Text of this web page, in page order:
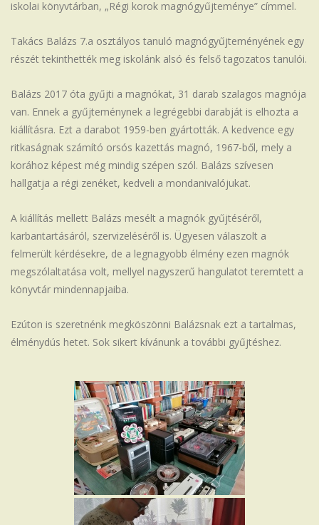
Iskola
iskolai könyvtárban, „Régi korok magnógyűjteménye” címmel.
Takács Balázs 7.a osztályos tanuló magnógyűjteményének egy
részét tekinthették meg iskolánk alsó és felső tagozatos tanulói.
Balázs 2017 óta gyűjti a magnókat, 31 darab szalagos magnója
van. Ennek a gyűjteménynek a legrégebbi darabját is elhozta a
kiállításra. Ezt a darabot 1959-ben gyártották. A kedvence egy
ritkaságnak számító orsós kazettás magnó, 1967-ből, mely a
korához képest még mindig szépen szól. Balázs szívesen
hallgatja a régi zenéket, kedveli a mondanivalójukat.
A kiállítás mellett Balázs mesélt a magnók gyűjtéséről,
karbantartásáról, szervizeléséről is. Ügyesen válaszolt a
felmerült kérdésekre, de a legnagyobb élmény ezen magnók
megszólaltatása volt, mellyel nagyszerű hangulatot teremtett a
könyvtár mindennapjaiba.
Ezúton is szeretnénk megköszönni Balázsnak ezt a tartalmas,
élménydús hetet. Sok sikert kívánunk a további gyűjtéshez.